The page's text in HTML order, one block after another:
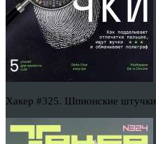
Хакер #325. Шпионские штучки